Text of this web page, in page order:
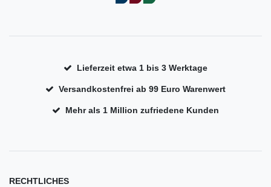
Lieferzeit etwa 1 bis 3 Werktage
Versandkostenfrei ab 99 Euro Warenwert
Mehr als 1 Million zufriedene Kunden
RECHTLICHES